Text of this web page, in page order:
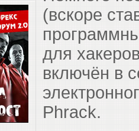
(вскоре
для
включён в
Phrack.